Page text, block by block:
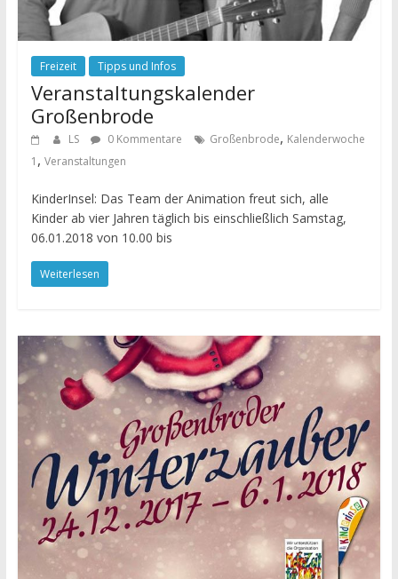
Freizeit Tipps und Infos
Veranstaltungskalender
Großenbrode
LS 0 Kommentare Großenbrode, Kalenderwoche
1 , Veranstaltungen
KinderInsel: Das Team der Animation freut sich, alle
Kinder ab vier Jahren täglich bis einschließlich Samstag,
06.01.2018 von 10.00 bis
Weiterlesen